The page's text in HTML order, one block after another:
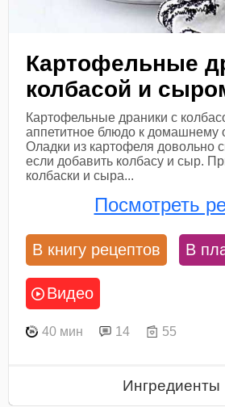
Картофельные
колбасой и
Картофельные драники с
аппетитное блюдо к домашнему
Оладки из картофеля довольно
если добавить колбасу и сыр.
колбаски и сыра...
Посмотреть
В книгу рецептов В
Видео
40 мин 14 55
Ингредиенты